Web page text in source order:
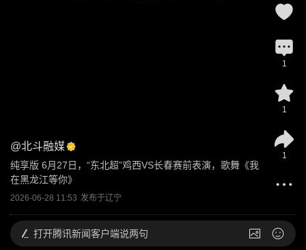
@北斗融媒
纯享版 6月27日，“东北超”鸡西VS长春赛前表演，歌舞《我
在黑龙江等你》
2026-06-28 11:53 发布于辽宁
1
1
1
打开腾讯新闻客户端说两句